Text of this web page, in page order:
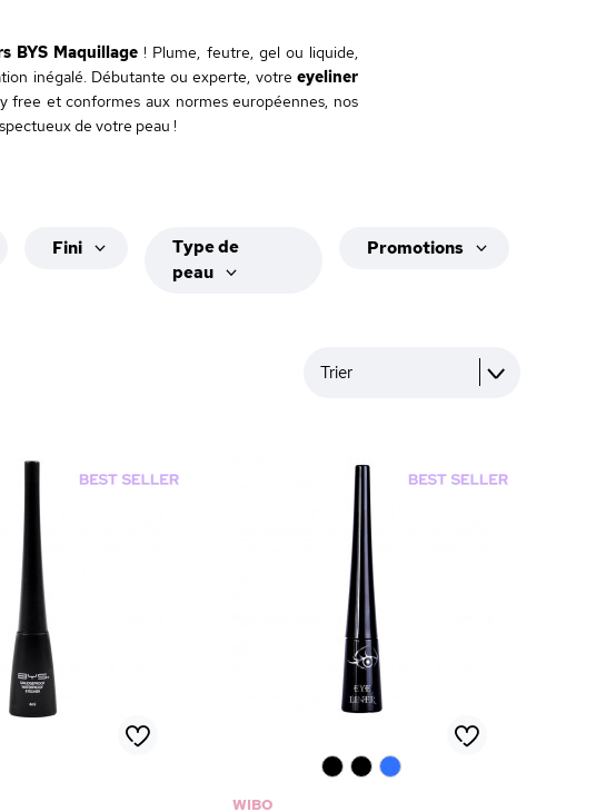
BYS Maquillage ! Plume, feutre, gel ou liquide,
inégalé. Débutante ou experte, votre eyeliner
free et conformes aux normes européennes, nos
de votre peau !
Fini
Type de
peau
Promotions
Trier
WIBO